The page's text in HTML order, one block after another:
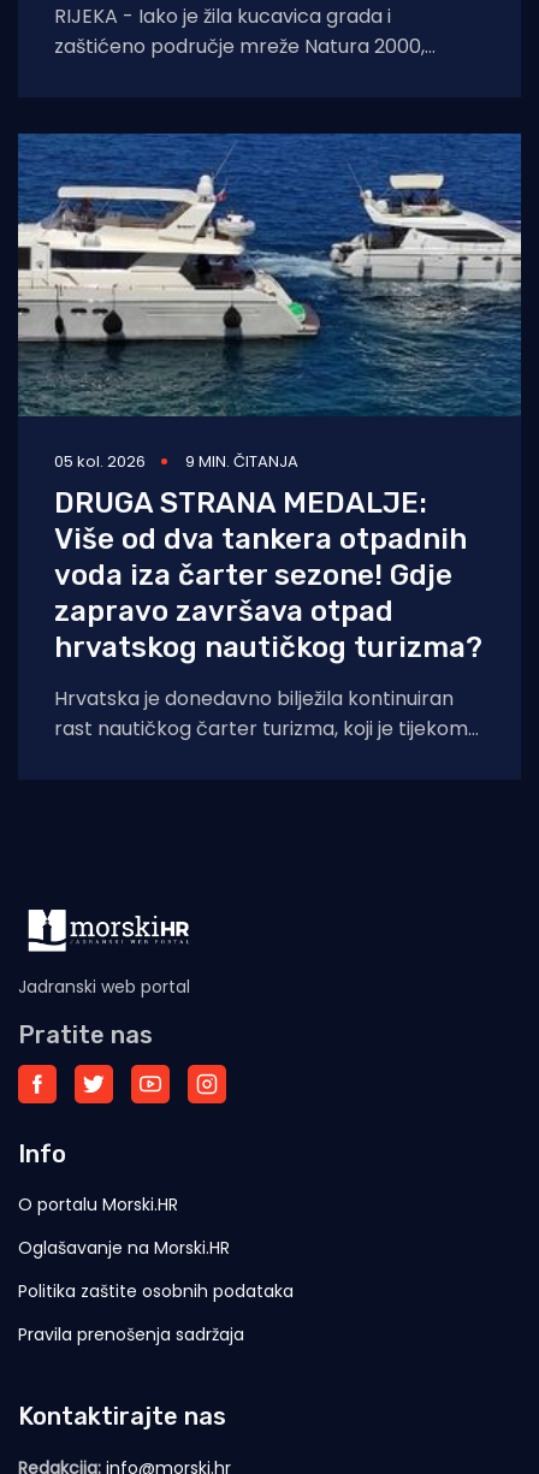
RIJEKA - Iako je žila kucavica grada i
zaštićeno područje mreže Natura 2000,
05 kol. 2026 9 MIN. ČITANJA
DRUGA STRANA MEDALJE:
Više od dva tankera otpadnih
voda iza čarter sezone! Gdje
zapravo završava otpad
hrvatskog nautičkog turizma?
Hrvatska je donedavno bilježila kontinuiran
rast nautičkog čarter turizma, koji je tijekom
Jadranski web portal
Pratite nas
Info
O portalu Morski.HR
Oglašavanje na Morski.HR
Politika zaštite osobnih podataka
Pravila prenošenja sadržaja
Kontaktirajte nas
Redakcija: info@morski.hr